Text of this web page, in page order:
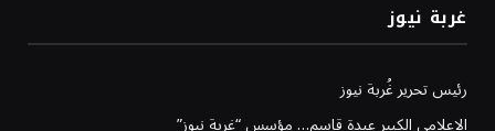
غربة نيوز
رئيس تحرير غُربة نيوز